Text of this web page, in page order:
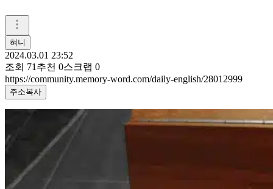
혀니
2024.03.01 23:52
조회 71 추천 0스크랩 0
https://community.memory-word.com/daily-english/28012999
주소복사